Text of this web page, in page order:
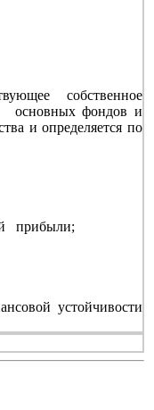
собственное
основных фондов и
и определяется по
прибыли;
устойчивости